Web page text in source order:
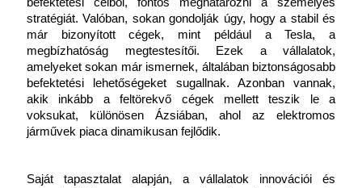
stratégiát. Valóban, sokan gondolják úgy, hogy a stabil és
már bizonyított cégek, mint például a Tesla, a
megbízhatóság megtestesítői. Ezek a vállalatok,
amelyeket sokan már ismernek, általában biztonságosabb
befektetési lehetőségeket sugallnak. Azonban vannak,
akik inkább a feltörekvő cégek mellett teszik le a
voksukat, különösen Ázsiában, ahol az elektromos
járművek piaca dinamikusan fejlődik.
Saját tapasztalat alapján, a vállalatok innovációi és